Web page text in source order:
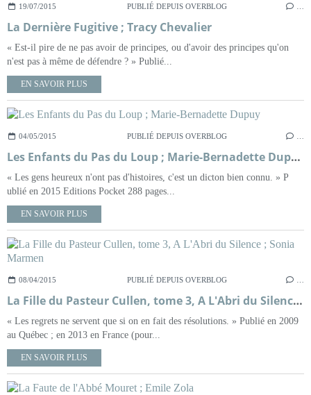
19/07/2015 PUBLIÉ DEPUIS OVERBLOG
La Dernière Fugitive ; Tracy Chevalier
« Est-il pire de ne pas avoir de principes, ou d'avoir des principes qu'on
n'est pas à même de défendre ? » Publié...
EN SAVOIR PLUS
04/05/2015 PUBLIÉ DEPUIS OVERBLOG
Les Enfants du Pas du Loup ; Marie-Bernadette Dupuy
« Les gens heureux n'ont pas d'histoires, c'est un dicton bien connu. » P
ublié en 2015 Editions Pocket 288 pages...
EN SAVOIR PLUS
08/04/2015 PUBLIÉ DEPUIS OVERBLOG
La Fille du Pasteur Cullen, tome 3, A L'Abri du Silence ; Sonia Marmen
« Les regrets ne servent que si on en fait des résolutions. » Publié en 2009
au Québec ; en 2013 en France (pour...
EN SAVOIR PLUS